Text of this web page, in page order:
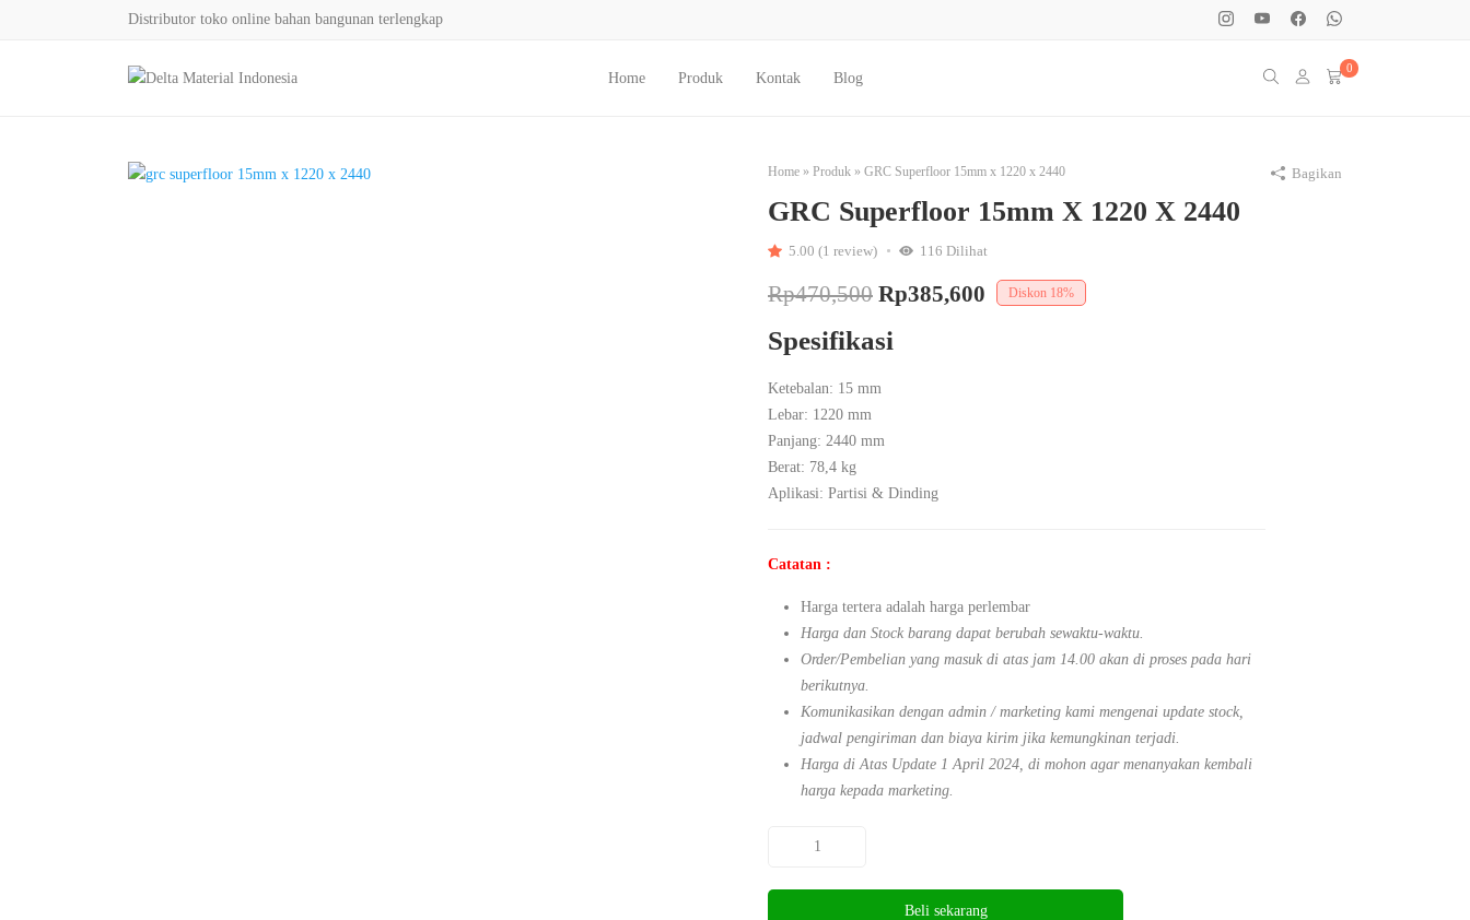
Distributor toko online bahan bangunan terlengkap
Home Produk Kontak Blog
0
Home » Produk » GRC Superfloor 15mm x 1220 x 2440
GRC Superfloor 15mm X 1220 X 2440
5.00 (1 review) 116 Dilihat
Rp470,500 Rp385,600 Diskon 18%
Spesifikasi
Ketebalan: 15 mm
Lebar: 1220 mm
Panjang: 2440 mm
Berat: 78,4 kg
Aplikasi: Partisi & Dinding
Catatan :
Harga tertera adalah harga perlembar
Harga dan Stock barang dapat berubah sewaktu-waktu.
Order/Pembelian yang masuk di atas jam 14.00 akan di proses pada hari
berikutnya.
Komunikasikan dengan admin / marketing kami mengenai update stock,
jadwal pengiriman dan biaya kirim jika kemungkinan terjadi.
Harga di Atas Update 1 April 2024, di mohon agar menanyakan kembali
harga kepada marketing.
Beli sekarang
Bagikan